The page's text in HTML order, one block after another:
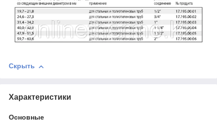
Скрыть
Характеристики
Основные